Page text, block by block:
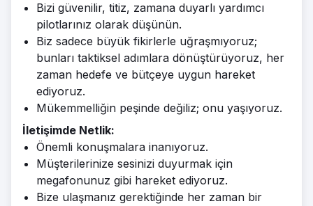
Bizi güvenilir, titiz, zamana duyarlı yardımcı
pilotlarınız olarak düşünün.
Biz sadece büyük fikirlerle uğraşmıyoruz;
bunları taktiksel adımlara dönüştürüyoruz, her
zaman hedefe ve bütçeye uygun hareket
ediyoruz.
Mükemmelliğin peşinde değiliz; onu yaşıyoruz.
İletişimde Netlik:
Önemli konuşmalara inanıyoruz.
Müşterilerinize sesinizi duyurmak için
megafonunuz gibi hareket ediyoruz.
Bize ulaşmanız gerektiğinde her zaman bir